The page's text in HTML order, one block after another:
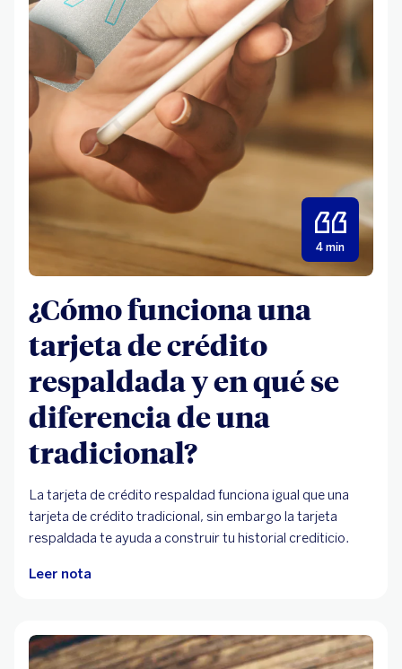
4 min
¿Cómo funciona una
tarjeta de crédito
respaldada y en qué se
diferencia de una
tradicional?
La tarjeta de crédito respaldad funciona igual que una
tarjeta de crédito tradicional, sin embargo la tarjeta
respaldada te ayuda a construir tu historial crediticio.
Leer nota